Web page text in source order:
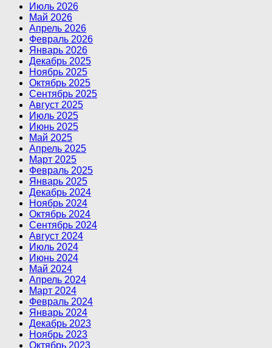
Июль 2026
Май 2026
Апрель 2026
Февраль 2026
Январь 2026
Декабрь 2025
Ноябрь 2025
Октябрь 2025
Сентябрь 2025
Август 2025
Июль 2025
Июнь 2025
Май 2025
Апрель 2025
Март 2025
Февраль 2025
Январь 2025
Декабрь 2024
Ноябрь 2024
Октябрь 2024
Сентябрь 2024
Август 2024
Июль 2024
Июнь 2024
Май 2024
Апрель 2024
Март 2024
Февраль 2024
Январь 2024
Декабрь 2023
Ноябрь 2023
Октябрь 2023